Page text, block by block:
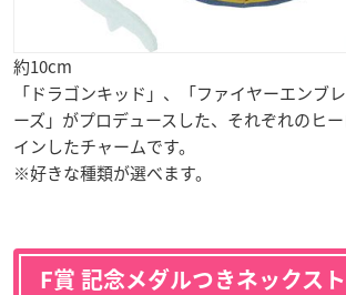
約10cm
「ドラゴンキッド」、「ファイヤーエンブ
ーズ」がプロデュースした、それぞれのヒ
インしたチャームです。
※好きな種類が選べます。
F賞 記念メダルつきネックス